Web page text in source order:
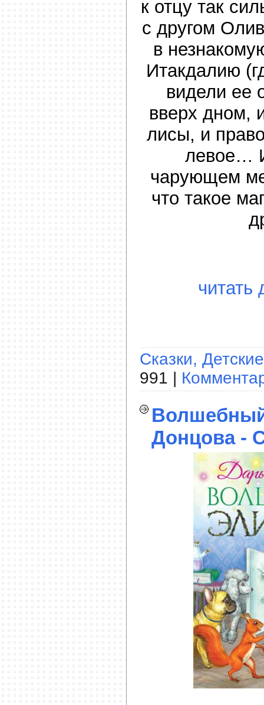
к отцу так
с другом
в
Итакдалию
видели ее
вверх дном,
лисы, и
левое…
чарующем
что такое
читать
Сказки,
991 |
Донцова -